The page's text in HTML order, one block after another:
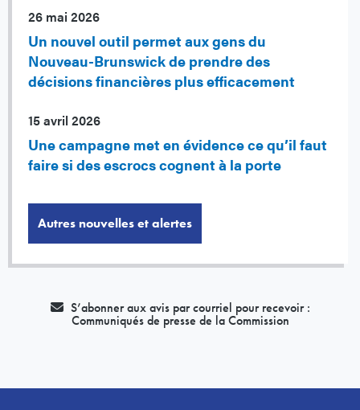
26 mai 2026
Un nouvel outil permet aux gens du
Nouveau-Brunswick de prendre des
décisions financières plus efficacement
15 avril 2026
Une campagne met en évidence ce qu’il faut
faire si des escrocs cognent à la porte
Autres nouvelles et alertes
S’abonner aux avis par courriel pour recevoir :
Communiqués de presse de la Commission